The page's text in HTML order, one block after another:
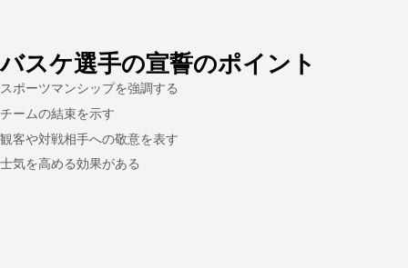
バスケ選手の宣誓のポイント
スポーツマンシップを強調する
チームの結束を示す
観客や対戦相手への敬意を表す
士気を高める効果がある